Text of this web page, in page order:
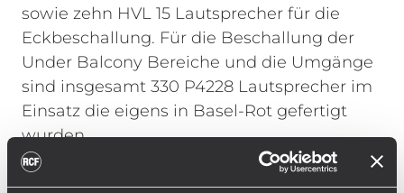
sowie zehn HVL 15 Lautsprecher für die
Eckbeschallung. Für die Beschallung der
Under Balcony Bereiche und die Umgänge
sind insgesamt 330 P4228 Lautsprecher im
Einsatz die eigens in Basel-Rot gefertigt
wurden.